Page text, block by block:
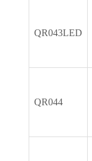
QR043LED
QR044